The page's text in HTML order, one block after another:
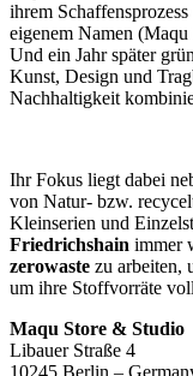
ihrem
eigenem Namen
Und ein Jahr später
Kunst, Design und
Nachhaltigkeit
Ihr Fokus liegt dabei
von Natur- bzw.
Kleinserien und
Friedrichshain immer
zerowaste zu arbeiten,
um ihre Stoffvorräte
Maqu Store & Studio
Libauer Straße 4
10245 Berlin –